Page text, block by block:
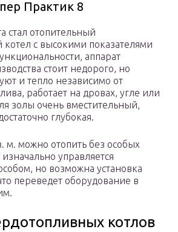
Практик 8
стал отопительный
с высокими показателями
аппарат
стоит недорого, но
и тепло независимо от
работает на дровах, угле или
золы очень вместительный,
глубокая.
м. можно отопить без особых
управляется
но возможна установка
переведет оборудование в
котлов